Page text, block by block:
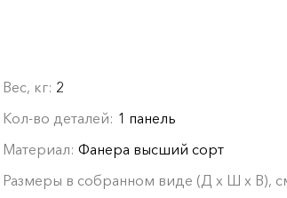
Вес, кг: 2
Кол-во деталей: 1 панель
Материал:Фанера высший сорт
Размеры в собранном виде (Д х Ш х В),